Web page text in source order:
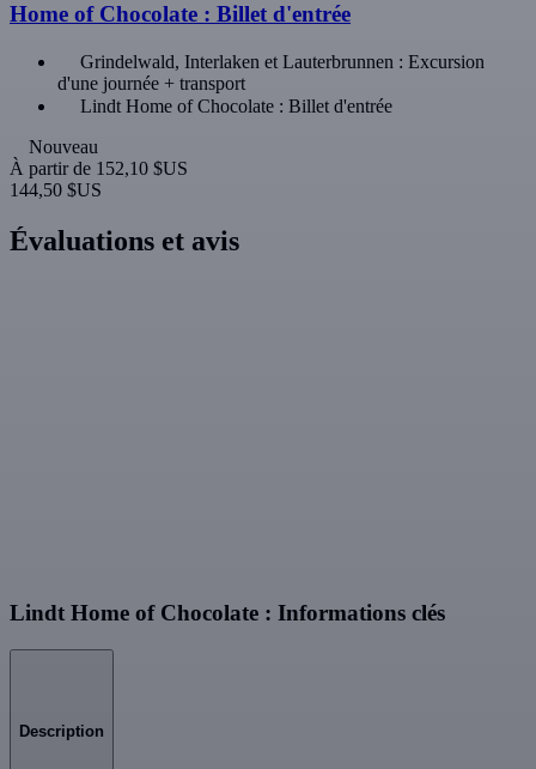
Home of Chocolate : Billet d'entrée
Grindelwald, Interlaken et Lauterbrunnen : Excursion
d'une journée + transport
Lindt Home of Chocolate : Billet d'entrée
Nouveau
À partir de 152,10 $US
144,50 $US
Évaluations et avis
Lindt Home of Chocolate : Informations clés
Description